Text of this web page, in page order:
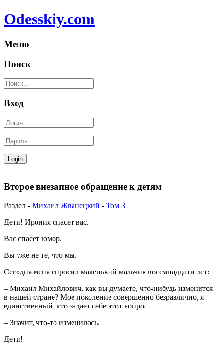
Odesskiy.com
Меню
Поиск
Вход
Второе внезапное обращение к детям
Раздел - Михаил Жванецкий - Том 3
Дети! Ирония спасет вас.
Вас спасет юмор.
Вы уже не те, что мы.
Сегодня меня спросил маленький мальчик восемнадцати лет:
– Михаил Михайлович, как вы думаете, что-нибудь изменится
в нашей стране? Мое поколение совершенно безразлично, я
единственный, кто задает себе этот вопрос.
– Значит, что-то изменилось.
Дети!